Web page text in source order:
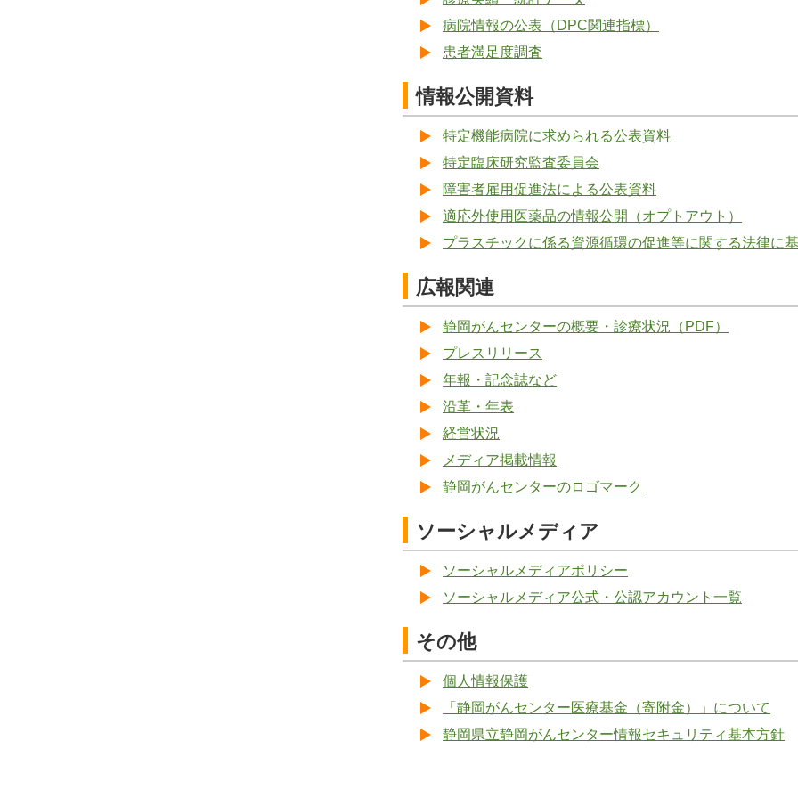
病院情報の公表（DPC関連指標）
患者満足度調査
情報公開資料
特定機能病院に求められる公表資料
特定臨床研究監査委員会
障害者雇用促進法による公表資料
適応外使用医薬品の情報公開（オプトアウト）
プラスチックに係る資源循環の促進等に関する法律に
広報関連
静岡がんセンターの概要・診療状況（PDF）
プレスリリース
年報・記念誌など
沿革・年表
経営状況
メディア掲載情報
静岡がんセンターのロゴマーク
ソーシャルメディア
ソーシャルメディアポリシー
ソーシャルメディア公式・公認アカウント一覧
その他
個人情報保護
「静岡がんセンター医療基金（寄附金）」について
静岡県立静岡がんセンター情報セキュリティ基本方針